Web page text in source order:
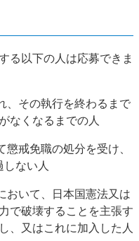
る以下の人は応募できま
、その執行を終わるまで
なくなるまでの人
戒免職の処分を受け、
ない人
おいて、 日本国憲法又は
で破壊することを主張す
、又はこれに加入した人